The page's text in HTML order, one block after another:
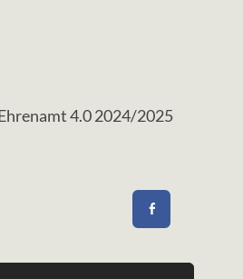
4.0 2024/2025